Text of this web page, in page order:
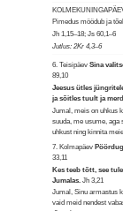
Pimedus möödub ja
Jh 1,15–18; Js 60,1–6
Jutlus: 2Kr 4,3–6
6. TeisipäevSina
89,10
Jeesus ütles
ja sõitles tuult ja
Jumal, meis on uhkus
suuda, me usume,
uhkust ning kinnita
7. Kolmapäev
33,11
Kes teeb tõtt, see
Jumalas.Jh 3,21
Jumal, Sinu armastus
vaid meid nendest